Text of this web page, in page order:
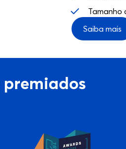
Tamanho
Saiba mais
premiados